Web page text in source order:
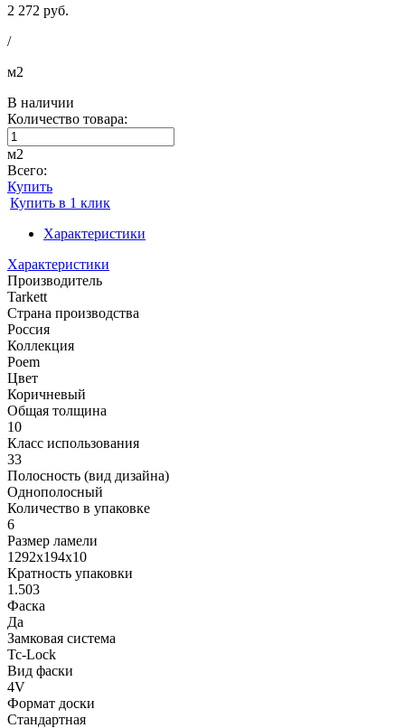
2 272 руб.
/
м2
В наличии
Количество товара:
м2
Всего:
Купить
Купить в 1 клик
Характеристики
Характеристики
Производитель
Tarkett
Страна производства
Россия
Коллекция
Poem
Цвет
Коричневый
Общая толщина
10
Класс использования
33
Полосность (вид дизайна)
Однополосный
Количество в упаковке
6
Размер ламели
1292х194х10
Кратность упаковки
1.503
Фаска
Да
Замковая система
Tc-Lock
Вид фаски
4V
Формат доски
Стандартная